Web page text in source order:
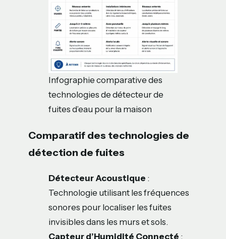
Infographie comparative des
technologies de détecteur de
fuites d’eau pour la maison
Comparatif des technologies de
détection de fuites
Détecteur Acoustique :
Technologie utilisant les fréquences
sonores pour localiser les fuites
invisibles dans les murs et sols.
Capteur d’Humidité Connecté :